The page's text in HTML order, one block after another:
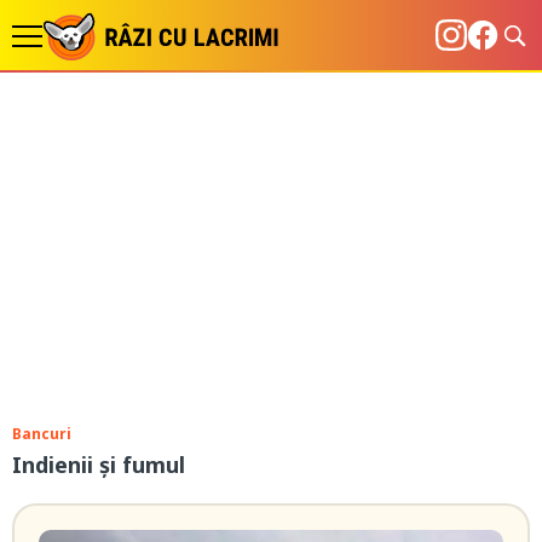
Bancuri
Indienii și fumul